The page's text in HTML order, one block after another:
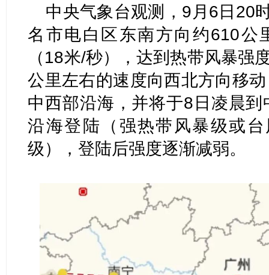
中央气象台观测，9月6日20
名市电白区东南方向约610公
（18米/秒），达到热带风暴强
公里左右的速度向西北方向移
中西部沿海，并将于8日凌晨
沿海登陆（强热带风暴级或
级），登陆后强度逐渐减弱。